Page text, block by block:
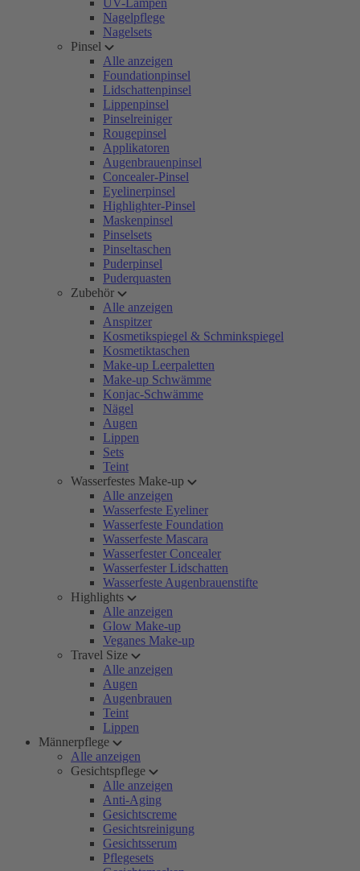
UV-Lampen
Nagelpflege
Nagelsets
Pinsel
Alle anzeigen
Foundationpinsel
Lidschattenpinsel
Lippenpinsel
Pinselreiniger
Rougepinsel
Applikatoren
Augenbrauenpinsel
Concealer-Pinsel
Eyelinerpinsel
Highlighter-Pinsel
Maskenpinsel
Pinselsets
Pinseltaschen
Puderpinsel
Puderquasten
Zubehör
Alle anzeigen
Anspitzer
Kosmetikspiegel & Schminkspiegel
Kosmetiktaschen
Make-up Leerpaletten
Make-up Schwämme
Konjac-Schwämme
Nägel
Augen
Lippen
Sets
Teint
Wasserfestes Make-up
Alle anzeigen
Wasserfeste Eyeliner
Wasserfeste Foundation
Wasserfeste Mascara
Wasserfester Concealer
Wasserfester Lidschatten
Wasserfeste Augenbrauenstifte
Highlights
Alle anzeigen
Glow Make-up
Veganes Make-up
Travel Size
Alle anzeigen
Augen
Augenbrauen
Teint
Lippen
Männerpflege
Alle anzeigen
Gesichtspflege
Alle anzeigen
Anti-Aging
Gesichtscreme
Gesichtsreinigung
Gesichtsserum
Pflegesets